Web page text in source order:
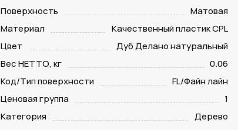
Поверхность
Матовая
Материал
Качественный пластик CPL
Цвет
Дуб Делано натуральный
Вес НЕТТО, кг
0.06
Код/Тип поверхности
FL/Файн лайн
Ценовая группа
1
Категория
Дерево